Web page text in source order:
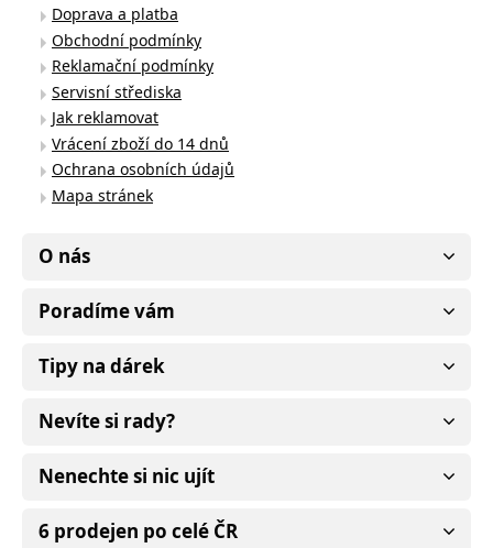
Doprava a platba
Obchodní podmínky
Reklamační podmínky
Servisní střediska
Jak reklamovat
Vrácení zboží do 14 dnů
Ochrana osobních údajů
Mapa stránek
O nás
Poradíme vám
Tipy na dárek
Nevíte si rady?
Nenechte si nic ujít
6 prodejen po celé ČR